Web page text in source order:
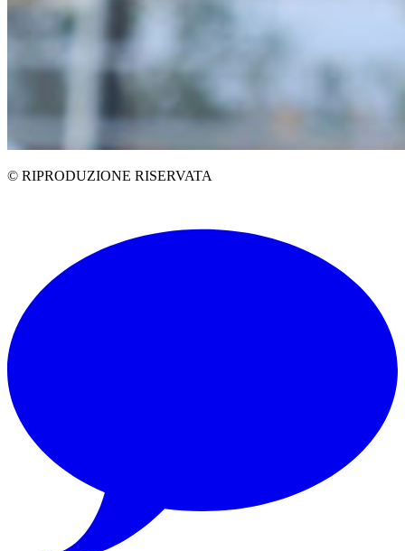
© RIPRODUZIONE RISERVATA